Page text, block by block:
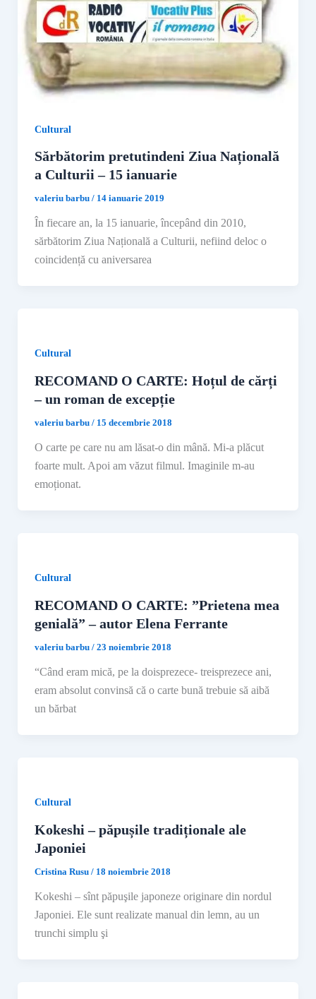
Cultural
Sărbătorim pretutindeni Ziua Națională
a Culturii – 15 ianuarie
valeriu barbu / 14 ianuarie 2019
În fiecare an, la 15 ianuarie, începând din 2010,
sărbătorim Ziua Națională a Culturii, nefiind deloc o
coincidență cu aniversarea
Cultural
RECOMAND O CARTE: Hoțul de cărți
– un roman de excepție
valeriu barbu / 15 decembrie 2018
O carte pe care nu am lăsat-o din mână. Mi-a plăcut
foarte mult. Apoi am văzut filmul. Imaginile m-au
emoționat.
Cultural
RECOMAND O CARTE: ”Prietena mea
genială” – autor Elena Ferrante
valeriu barbu / 23 noiembrie 2018
“Când eram mică, pe la doisprezece- treisprezece ani,
eram absolut convinsă că o carte bună trebuie să aibă
un bărbat
Cultural
Kokeshi – păpușile tradiționale ale
Japoniei
Cristina Rusu / 18 noiembrie 2018
Kokeshi – sînt păpuşile japoneze originare din nordul
Japoniei. Ele sunt realizate manual din lemn, au un
trunchi simplu şi